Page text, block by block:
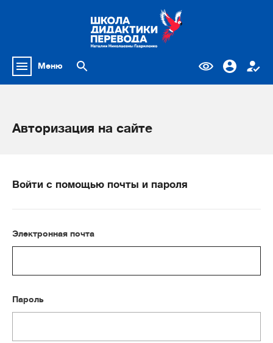
Меню
Авторизация на сайте
Войти с помощью почты и пароля
Электронная почта
Пароль